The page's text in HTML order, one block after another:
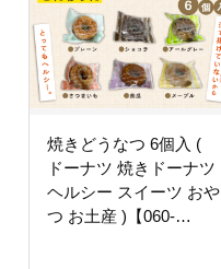
焼きどうなつ 6個入 (
ドーナツ 焼きドーナツ
ヘルシー スイーツ おや
つ お土産 )【060-